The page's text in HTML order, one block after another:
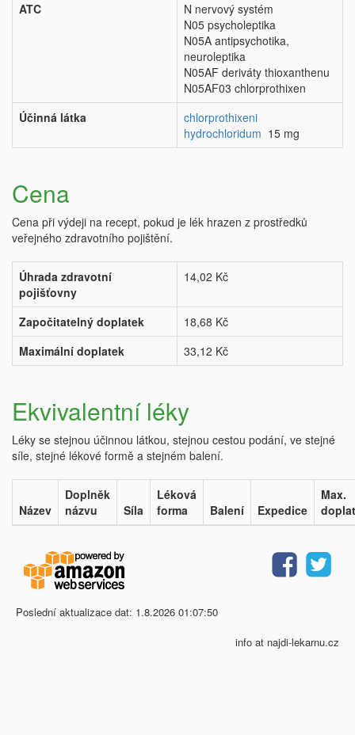
ATC
N nervový systém
N05 psycholeptika
N05A antipsychotika,
neuroleptika
N05AF deriváty thioxanthenu
N05AF03 chlorprothixen
Účinná látka
chlorprothixeni
hydrochloridum 15 mg
Cena
Cena při výdeji na recept, pokud je lék hrazen z prostředků
veřejného zdravotního pojištění.
Úhrada zdravotní
pojišťovny
14,02 Kč
Započitatelný doplatek
18,68 Kč
Maximální doplatek
33,12 Kč
Ekvivalentní léky
Léky se stejnou účinnou látkou, stejnou cestou podání, ve stejné
síle, stejné lékové formě a stejném balení.
Název
Doplněk
názvu
Síla
Léková
forma
Balení Expedice
Max.
Poslední aktualizace dat: 1.8.2026 01:07:50
info at najdi-lekarnu.cz